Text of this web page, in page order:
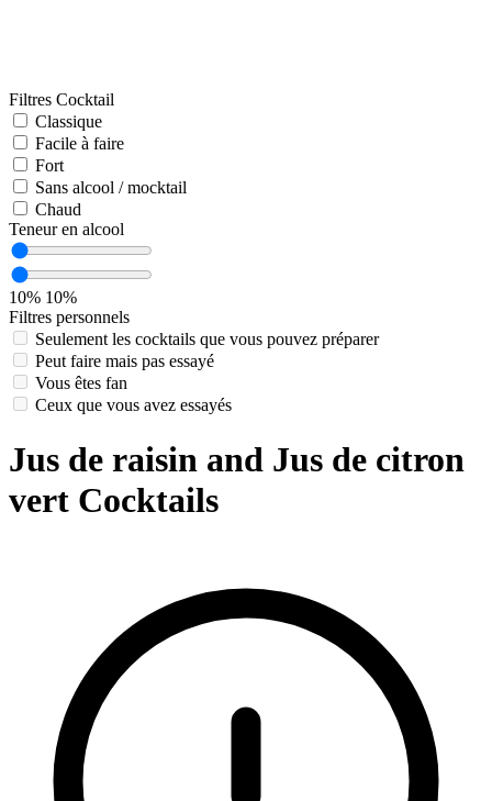
Filtres Cocktail
Classique
Facile à faire
Fort
Sans alcool / mocktail
Chaud
Teneur en alcool
10% 10%
Filtres personnels
Seulement les cocktails que vous pouvez préparer
Peut faire mais pas essayé
Vous êtes fan
Ceux que vous avez essayés
Jus de raisin and Jus de citron
vert Cocktails